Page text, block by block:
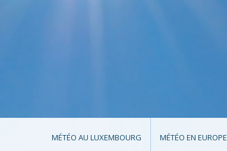
MÉTÉO AU LUXEMBOURG MÉTÉO EN EUROPE